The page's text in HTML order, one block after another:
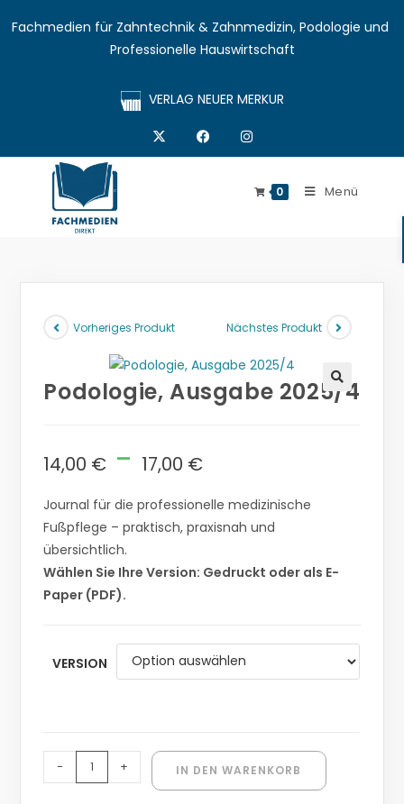
Fachmedien für Zahntechnik & Zahnmedizin, Podologie und
Professionelle Hauswirtschaft
VERLAG NEUER MERKUR
0 Menü
Vorheriges Produkt Nächstes Produkt
🔍
Podologie, Ausgabe 2025/4
14,00 € - 17,00 €
Journal für die professionelle medizinische
Fußpflege – praktisch, praxisnah und
übersichtlich.
Wählen Sie Ihre Version: Gedruckt oder als E-
Paper (PDF).
VERSION
- + IN DEN WARENKORB